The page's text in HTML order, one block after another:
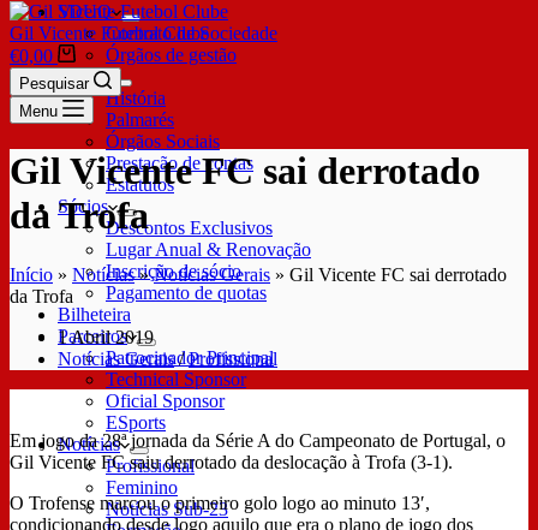
SDUQ
Contrato de Sociedade
Órgãos de gestão
Clube
História
Palmarés
Órgãos Sociais
Prestação de contas
Estatutos
Sócios
Descontos Exclusivos
Lugar Anual & Renovação
Inscrição de sócio
Pagamento de quotas
Bilheteira
Parceiros
Patrocinador Principal
Technical Sponsor
Oficial Sponsor
ESports
Notícias
Profissional
Feminino
Notícias Sub-23
Gil Vicente Futebol Clube
€0,00
Pesquisar
Menu
Gil Vicente FC sai derrotado
da Trofa
Início » Notícias»Notícias Gerais » Gil Vicente FC sai derrotado
da Trofa
1 Abril 2019
Notícias Gerais/Profissional
Em jogo da 28ª jornada da Série A do Campeonato de Portugal, o
Gil Vicente FC saiu derrotado da deslocação à Trofa (3-1).
O Trofense marcou o primeiro golo logo ao minuto 13′,
condicionando desde logo aquilo que era o plano de jogo dos